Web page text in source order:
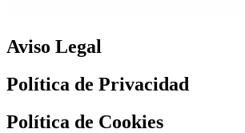
Aviso Legal
Política de Privacidad
Política de Cookies